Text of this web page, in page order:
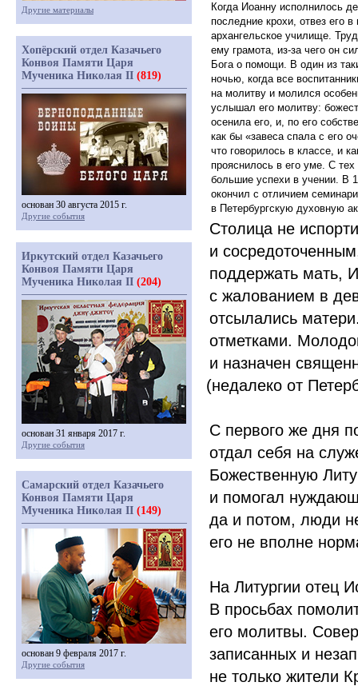
Когда Иоанну исполнилось
последние крохи, отвез его в
архангельское училище.
ему грамота, из-за чего он
Бога о помощи. В один из
ночью, когда все
на молитву и молился
услышал его молитву:
осенила его, и, по его
как бы «завеса спала с его
что говорилось в классе, и
прояснилось в его уме. С
большие успехи в учении. В
окончил с отличием
в Петербургскую духовную
Столица не
и
поддержать мать,
с жалованием в
отсылались
отметками.
и назначен
(недалеко от
С первого же дня
отдал себя на
Божественную
и помогал
да и потом, люди
его не вполне
На Литургии отец
В просьбах
его молитвы.
записанных и
не только жители
Другие материалы
Хопёрский отдел Казачьего
Конвоя Памяти Царя
Мученика Николая II (819)
основан 30 августа 2015 г.
Другие события
Иркутский отдел Казачьего
Конвоя Памяти Царя
Мученика Николая II (204)
основан 31 января 2017 г.
Другие события
Самарский отдел Казачьего
Конвоя Памяти Царя
Мученика Николая II (149)
основан 9 февраля 2017 г.
Другие события